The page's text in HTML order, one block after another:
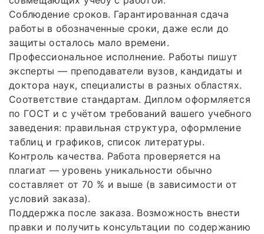
Соблюдение сроков. Гарантированная сдача
работы в обозначенные сроки, даже если до
защиты осталось мало времени.
Профессиональное исполнение. Работы пишут
эксперты — преподаватели вузов, кандидаты и
доктора наук, специалисты в разных областях.
Соответствие стандартам. Диплом оформляется
по ГОСТ и с учётом требований вашего учебного
заведения: правильная структура, оформление
таблиц и графиков, список литературы.
Контроль качества. Работа проверяется на
плагиат — уровень уникальности обычно
составляет от 70 % и выше (в зависимости от
условий заказа).
Поддержка после заказа. Возможность внести
правки и получить консультации по содержанию